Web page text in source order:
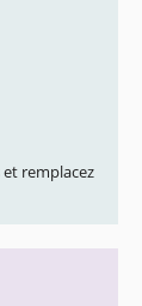
remplacez